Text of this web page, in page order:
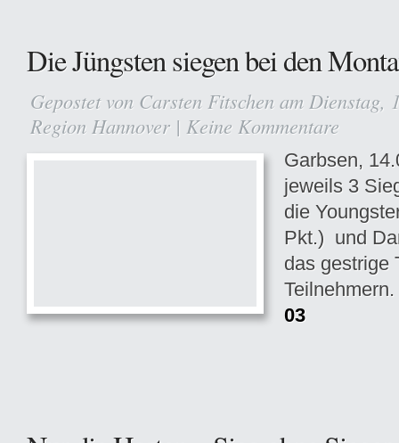
Die Jüngsten siegen bei den
Gepostet von Carsten Fitschen am Dienstag,
Region Hannover | Keine Kommentare
Garbsen,
jeweils 3
die
Pkt.) und
das gestrige
03